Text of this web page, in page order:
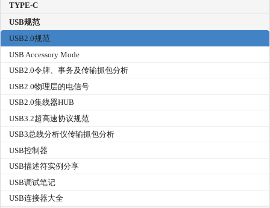
TYPE-C
USB规范
USB2.0规范
USB Accessory Mode
USB2.0令牌、事务及传输抓包分析
USB2.0物理层的电信号
USB2.0集线器HUB
USB3.2超高速协议规范
USB3总线分析仪传输抓包分析
USB控制器
USB描述符实例分享
USB调试笔记
USB连接器大全